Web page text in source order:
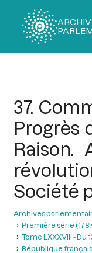
37.
Progrès
Raison.
Société
Archives
Première série
Tome LXXXVIII - Du
République